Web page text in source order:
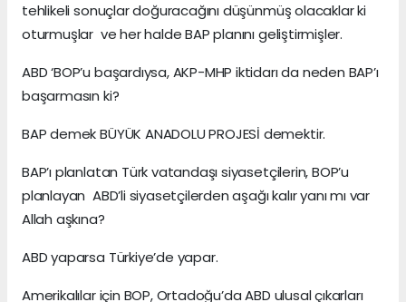
tehlikeli sonuçlar doğuracağını düşünmüş olacaklar ki
oturmuşlar ve her halde BAP planını geliştirmişler.
ABD ‘BOP’u başardıysa, AKP-MHP iktidarı da neden BAP’ı
başarmasın ki?
BAP demek BÜYÜK ANADOLU PROJESİ demektir.
BAP’ı planlatan Türk vatandaşı siyasetçilerin, BOP’u
planlayan ABD’li siyasetçilerden aşağı kalır yanı mı var
Allah aşkına?
ABD yaparsa Türkiye’de yapar.
Amerikalılar için BOP, Ortadoğu’da ABD ulusal çıkarları